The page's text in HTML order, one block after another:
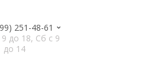
251-48-61
до 18, Сб с 9
до 14